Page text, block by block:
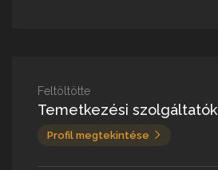
Feltöltötte
Temetkezési szolgáltatók
Profil megtekintése